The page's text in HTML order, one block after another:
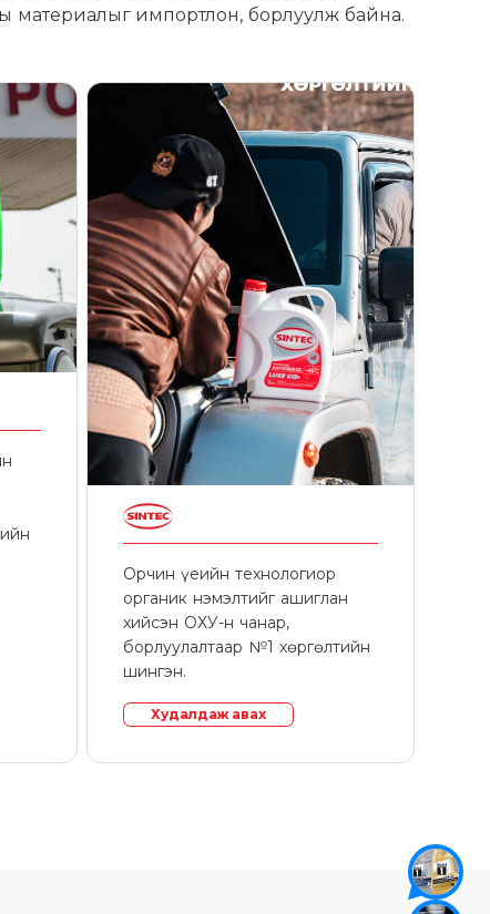
материалыг импортлон, борлуулж байна.
Орчин үеийн технологиор
органик нэмэлтийг ашиглан
хийсэн ОХУ-н чанар,
борлуулалтаар №1 хөргөлтийн
шингэн.
Худалдаж авах